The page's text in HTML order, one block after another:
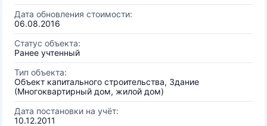
Дата обновления стоимости:
06.08.2016
Статус объекта:
Ранее учтенный
Тип объекта:
Объект капитального строительства, Здание
(Многоквартирный дом, жилой дом)
Дата постановки на учёт:
10.12.2011